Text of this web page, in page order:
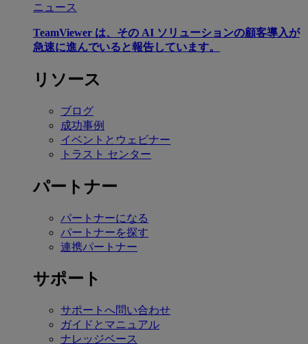
ニュース
TeamViewer は、その AI ソリューションの顧客導入が
急速に進んでいると報告しています。
リソース
ブログ
成功事例
イベントとウェビナー
トラスト センター
パートナー
パートナーになる
パートナーを探す
連携パートナー
サポート
サポートへ問い合わせ
ガイドとマニュアル
ナレッジベース